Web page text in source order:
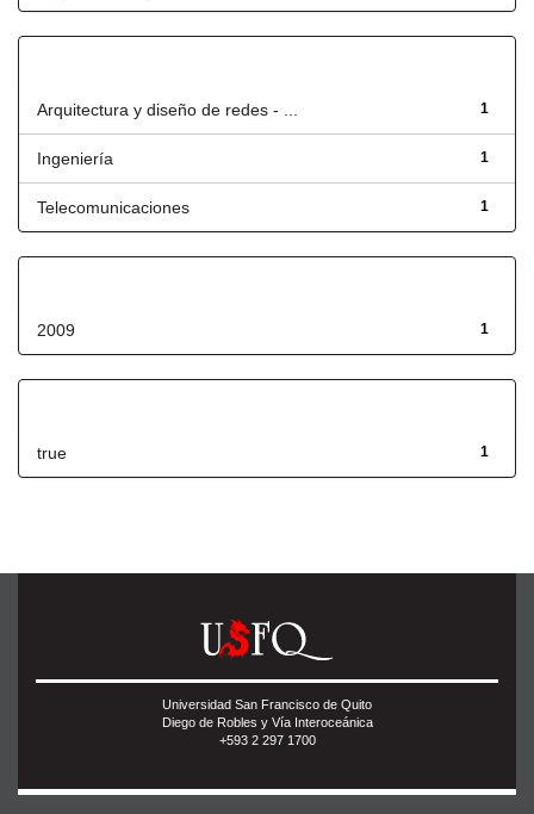
1
Arquitectura y diseño de redes - ...
1
Ingeniería
1
Telecomunicaciones
1
2009
1
true
Universidad San Francisco de Quito
Diego de Robles y Vía Interoceánica
+593 2 297 1700